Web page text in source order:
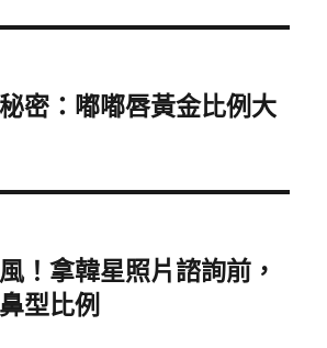
密：嘟嘟唇黃金比例大
！拿韓星照片諮詢前，
型比例